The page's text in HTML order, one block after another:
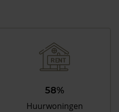
58%
Huurwoningen